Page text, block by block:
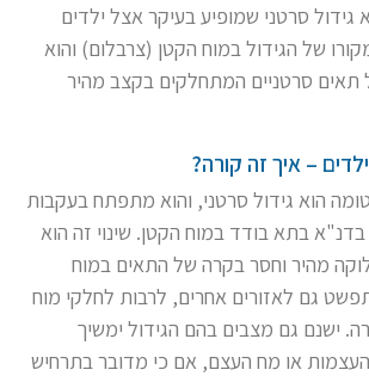
גידול סרטני שמופיע בעיקר אצל ילדים
של הגידול במוח הקטן (צרבלום) והוא
תאים סרטניים המתחלקים בקצב מהיר
– איך זה קורה?
הוא גידול סרטני, והוא מתפתח בעקבות
בדנ"א בתא בודד במוח הקטן. שינוי זה הוא
מהיר וחסר בקרה של התאים במוח
גם לאזורים אחרים, לרבות לחלקי מוח
ישנם גם מצבים בהם הגידול ימשיך
או מח העצם, אם כי מדובר בתרחיש